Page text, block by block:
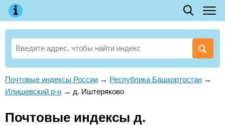
Почтовые индексы России → Республика Башкортостан →
Илишевский р-н → д. Иштеряково
Почтовые индексы д.